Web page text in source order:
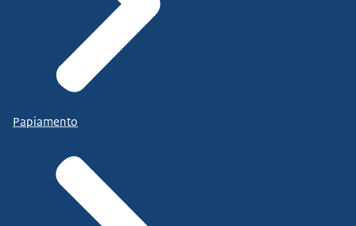
Papiamento